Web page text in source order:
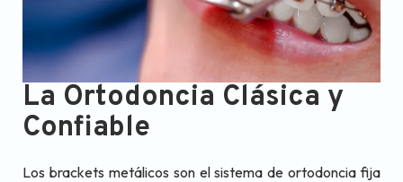
La Ortodoncia Clásica y
Confiable
Los brackets metálicos son el sistema de ortodoncia fija